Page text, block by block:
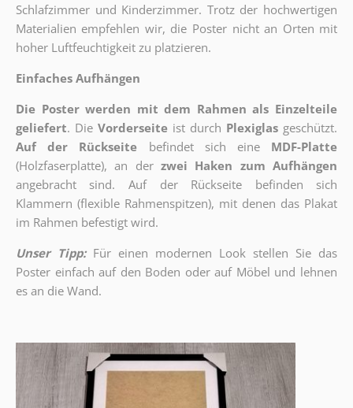
Schlafzimmer und Kinderzimmer. Trotz der hochwertigen
Materialien empfehlen wir, die Poster nicht an Orten mit
hoher Luftfeuchtigkeit zu platzieren.
Einfaches Aufhängen
Die Poster werden mit dem Rahmen als Einzelteile
geliefert. Die Vorderseite ist durch Plexiglas geschützt.
Auf der Rückseite
befindet sich eine
MDF-Platte
(Holzfaserplatte), an der zwei Haken zum Aufhängen
angebracht sind.
Auf der Rückseite befinden sich
Klammern (flexible Rahmenspitzen), mit denen das Plakat
im Rahmen befestigt wird.
Unser Tipp: Für einen modernen Look stellen Sie das
Poster einfach auf den Boden oder auf Möbel und lehnen
es an die Wand.